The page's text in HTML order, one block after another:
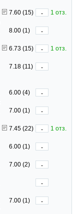
7.60 (15) -
1 отз.
8.00 (1)
-
6.73 (15) -
1 отз.
7.18 (11)
-
6.00 (4)
-
7.00 (1)
-
7.45 (22) -
1 отз.
6.00 (1)
-
7.00 (2)
-
-
7.00 (1)
-